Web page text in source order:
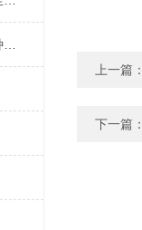
上一篇
下一篇